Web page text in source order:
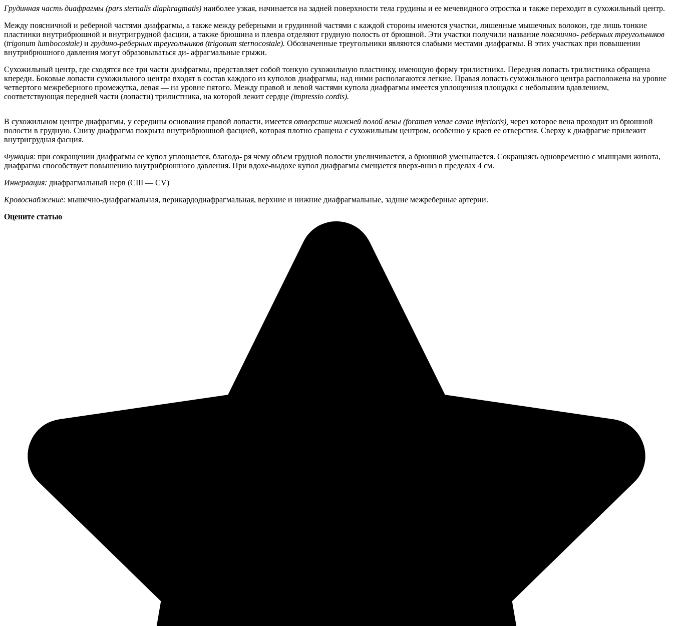
Грудинная часть диафрагмы (pars sternalis diaphragmatis) наиболее узкая, начинается на задней поверхности тела грудины и ее мечевидного отростка и также переходит в сухожильный центр.
Между поясничной и реберной частями диафрагмы, а также между реберными и грудинной частями с каждой стороны имеются участки, лишенные мышечных волокон, где лишь тонкие
пластинки внутрибрюшной и внутригрудной фасции, а также брюшина и плевра отделяют грудную полость от брюшной. Эти участки получили название пояснично- реберных треугольников
(trigonum lumbocostale) и грудино-реберных треугольников (trigonum sternocostale). Обозначенные треугольники являются слабыми местами диафрагмы. В этих участках при повышении
внутрибрюшного давления могут образовываться ди- афрагмальные грыжи.
Сухожильный центр, где сходятся все три части диафрагмы, представляет собой тонкую сухожильную пластинку, имеющую форму трилистника. Передняя лопасть трилистника обращена
кпереди. Боковые лопасти сухожильного центра входят в состав каждого из куполов диафрагмы, над ними располагаются легкие. Правая лопасть сухожильного центра расположена на уровне
четвертого межреберного промежутка, левая — на уровне пятого. Между правой и левой частями купола диафрагмы имеется уплощенная площадка с небольшим вдавлением,
соответствующая передней части (лопасти) трилистника, на которой лежит сердце (impressio cordis).
В сухожильном центре диафрагмы, у середины основания правой лопасти, имеется отверстие нижней полой вены (foramen venae cavae inferioris), через которое вена проходит из брюшной
полости в грудную. Снизу диафрагма покрыта внутрибрюшной фасцией, которая плотно сращена с сухожильным центром, особенно у краев ее отверстия. Сверху к диафрагме прилежит
внутригрудная фасция.
Функция: при сокращении диафрагмы ее купол уплощается, благода- ря чему объем грудной полости увеличивается, а брюшной уменьшается. Сокращаясь одновременно с мышцами живота,
диафрагма способствует повышению внутрибрюшного давления. При вдохе-выдохе купол диафрагмы смещается вверх-вниз в пределах 4 см.
Иннервация: диафрагмальный нерв (CIII — CV)
Кровоснабжение: мышечно-диафрагмальная, перикардодиафрагмальная, верхние и нижние диафрагмальные, задние межреберные артерии.
Оцените статью